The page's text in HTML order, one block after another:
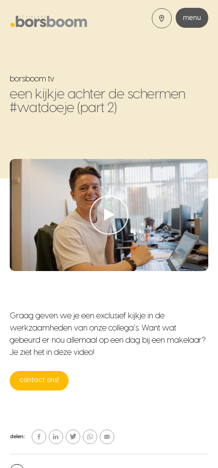
menu
borsboom tv
een kijkje achter de schermen
#watdoeje (part 2)
Graag geven we je een exclusief kijkje in de
werkzaamheden van onze collega’s. Want wat
gebeurd er nou allemaal op een dag bij een makelaar?
Je ziet het in deze video!
contact ons!
delen: